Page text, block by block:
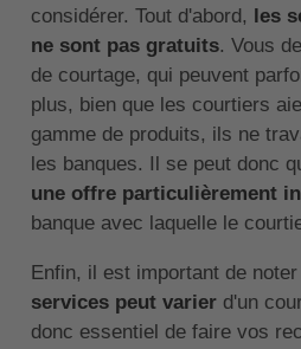
considérer. Tout d'abord,
les
ne sont pas gratuits. Vous
de courtage, qui peuvent
plus, bien que les courtiers
gamme de produits, ils ne
les banques. Il se peut donc
une offre particulièrement
banque avec laquelle le
Enfin, il est important de
services peut varierd'un
donc essentiel de faire vos